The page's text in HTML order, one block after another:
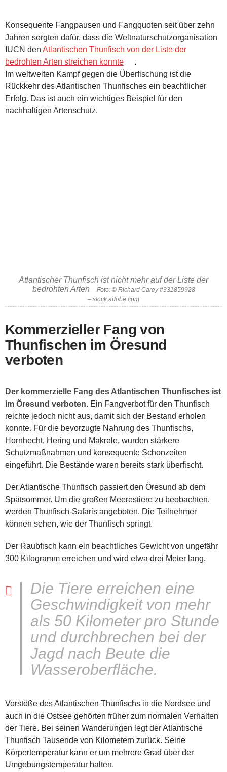
Konsequente Fangpausen und Fangquoten seit über zehn
Jahren sorgten dafür, dass die Weltnaturschutzorganisation
IUCN den Atlantischen Thunfisch von der Liste der
bedrohten Arten streichen konnte
.
Im weltweiten Kampf gegen die Überfischung ist die
Rückkehr des Atlantischen Thunfisches ein beachtlicher
Erfolg. Das ist auch ein wichtiges Beispiel für den
nachhaltigen Artenschutz.
Atlantischer Thunfisch ist nicht mehr auf der Liste der
bedrohten Arten – Foto: © Richard Carey #331859928
– stock.adobe.com
Kommerzieller Fang von
Thunfischen im Öresund
verboten
Der kommerzielle Fang des Atlantischen Thunfisches ist
im Öresund verboten. Ein Fangverbot für den Thunfisch
reichte jedoch nicht aus, damit sich der Bestand erholen
konnte. Für die bevorzugte Nahrung des Thunfischs,
Hornhecht, Hering und Makrele, wurden stärkere
Schutzmaßnahmen und konsequente Schonzeiten
eingeführt. Die Bestände waren bereits stark überfischt.
Der Atlantische Thunfisch passiert den Öresund ab dem
Spätsommer. Um die großen Meerestiere zu beobachten,
werden Thunfisch-Safaris angeboten. Die Teilnehmer
können sehen, wie der Thunfisch springt.
Der Raubfisch kann ein beachtliches Gewicht von ungefähr
300 Kilogramm erreichen und wird etwa drei Meter lang.
Die Tiere erreichen eine
Geschwindigkeit von mehr
als 50 Kilometer pro Stunde
und durchbrechen bei der
Jagd nach Beute die
Wasseroberfläche.
Vorstöße des Atlantischen Thunfischs in die Nordsee und
auch in die Ostsee gehörten früher zum normalen Verhalten
der Tiere. Bei seinen Wanderungen legt der Atlantische
Thunfisch Tausende von Kilometern zurück. Seine
Körpertemperatur kann er um mehrere Grad über der
Umgebungstemperatur halten.